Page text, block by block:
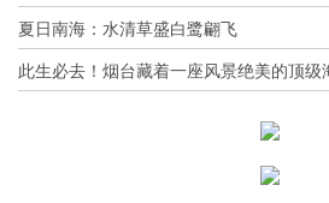
夏日南海：水清草盛白鹭翩飞
此生必去！烟台藏着一座风景绝美的顶级